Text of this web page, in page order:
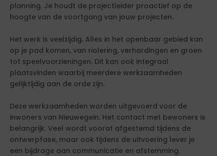
planning. Je houdt de projectleider proactief op de
hoogte van de voortgang van jouw projecten.
Het werk is veelzijdig. Alles in het openbaar gebied kan
op je pad komen, van riolering, verhardingen en groen
tot speelvoorzieningen. Dit kan ook integraal
plaatsvinden waarbij meerdere werkzaamheden
gelijktijdig aan de orde zijn.
Deze werkzaamheden worden uitgevoerd voor de
inwoners van Nieuwegein. Het contact met bewoners is
belangrijk. Veel wordt vooraf afgestemd tijdens de
ontwerpfase, maar ook tijdens de uitvoering lever je
een bijdrage aan communicatie en afstemming.